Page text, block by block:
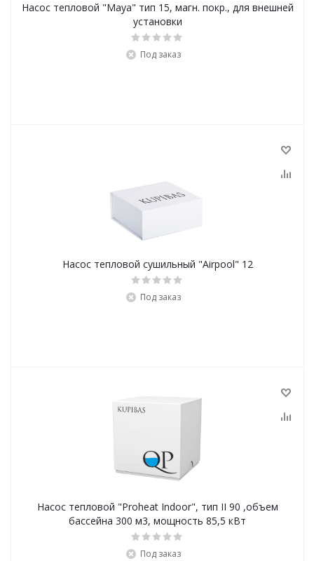
Насос тепловой "Maya" тип 15, магн. покр., для внешней
установки
Под заказ
Насос тепловой сушильный "Airpool" 12
Под заказ
Насос тепловой "Proheat Indoor", тип II 90 ,объем
бассейна 300 м3, мощность 85,5 кВт
Под заказ